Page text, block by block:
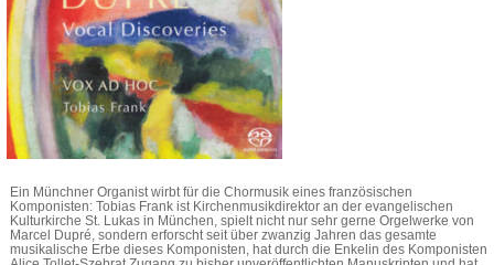
Ein Münchner Organist wirbt für die Chormusik eines französischen
Komponisten: Tobias Frank ist Kirchenmusikdirektor an der evangelischen
Kulturkirche St. Lukas in München, spielt nicht nur sehr gerne Orgelwerke von
Marcel Dupré, sondern erforscht seit über zwanzig Jahren das gesamte
musikalische Erbe dieses Komponisten, hat durch die Enkelin des Komponisten